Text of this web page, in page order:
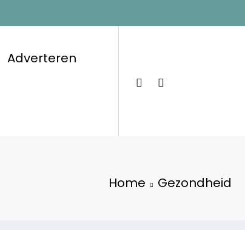
Adverteren
Home Gezondheid